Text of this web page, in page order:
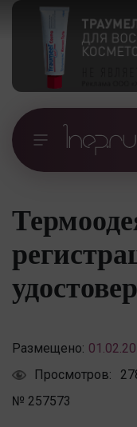
Размещено:
Просмотров:
№ 257573